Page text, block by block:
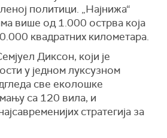
политици. „Најнижа“
више од 1.000 острва која
квадратних километара.
Диксон, који је
у једном луксузном
све еколошке
са 120 вила, и
стратегија за